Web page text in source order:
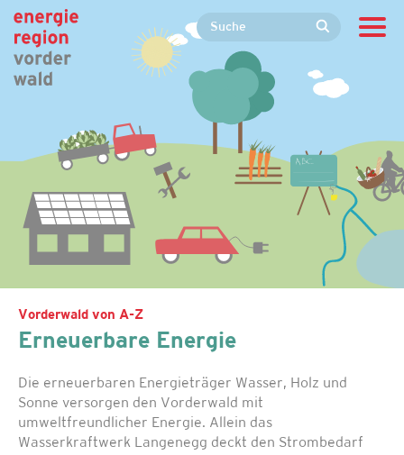
Vorderwald von A-Z
Erneuerbare Energie
Die erneuerbaren Energieträger Wasser, Holz und
Sonne versorgen den Vorderwald mit
umweltfreundlicher Energie. Allein das
Wasserkraftwerk Langenegg deckt den Strombedarf